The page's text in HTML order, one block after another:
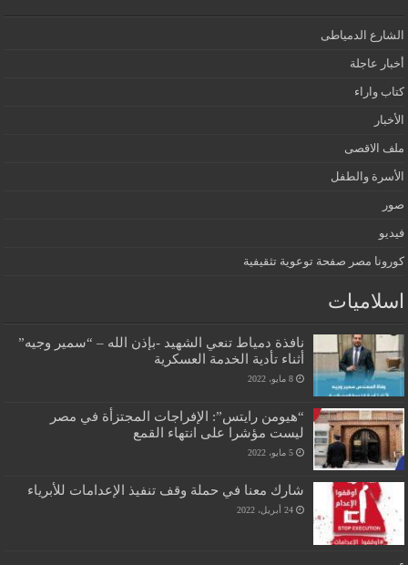
الشارع الدمياطى
أخبار عاجلة
كتاب واراء
الأخبار
ملف الاقصى
الأسرة والطفل
صور
فيديو
كورونا مصر صفحة توعوية تثقيفية
اسلاميات
نافذة دمياط تنعي الشهيد -بإذن الله – “سمير وجيه”
أثناء تأدية الخدمة العسكرية
8 مايو، 2022
“هيومن رايتس”: الإفراجات المجتزأة في مصر
ليست مؤشرا على انتهاء القمع
5 مايو، 2022
شارك معنا في حملة وقف تنفيذ الإعدامات للأبرياء
24 أبريل، 2022